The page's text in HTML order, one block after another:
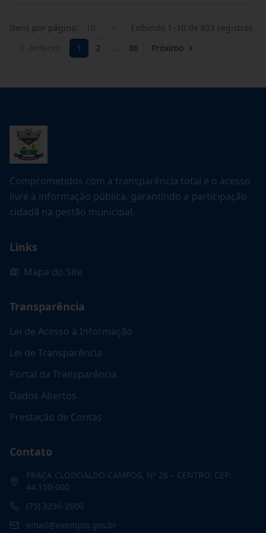
Itens por página: 10 Exibindo 1 –10 de 853 registros
1 2 … 86 Próximo
Comprometidos com a transparência total e o acesso
livre à informação pública, garantindo a participação
cidadã na gestão municipal.
Links
Mapa do Site
Transparência
Lei de Acesso à Informação
Lei de Transparência
Portal da Transparência
Dados Abertos
Prestação de Contas
Contato
PRAÇA CLODOALDO CAMPOS, Nº 26 – CENTRO. CEP:
44.150-000
(75) 3236-2600
email@exemplo.gov.br